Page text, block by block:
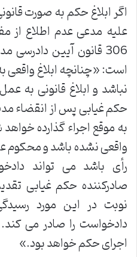
اگر ابلاغ حکم به صورت
306 قانون آیین
است: «چنانچه ابلاغ
نباشد و ابلاغ قانونی به
حکم غیابی پس از انقضاء
به موقع اجراء گذارده
واقعی نشده باشد و محکوم
رأی باشد می تواند
صادرکننده حکم غیابی
نوبت در این مورد
دادخواست را صادر می
اجرای حکم خواهد بود.»